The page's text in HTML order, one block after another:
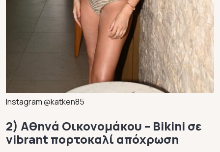
Instagram @katken85
2) Αθηνά Οικονομάκου – Bikini σε
vibrant πορτοκαλί απόχρωση